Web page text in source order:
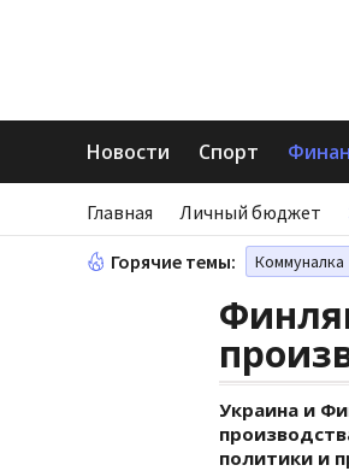
Новости Спорт
Главная Личный бюджет
Горячие темы: Коммуналка
Украина и
политики и